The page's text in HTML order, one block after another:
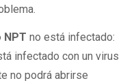
NPT no está infectado:
infectado con un virus
no podrá abrirse